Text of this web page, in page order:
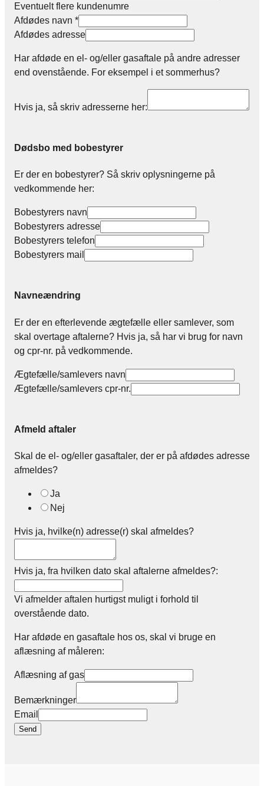
Eventuelt flere kundenumre
Afdødes navn *
Afdødes adresse
Har afdøde en el- og/eller gasaftale på andre adresser
end ovenstående. For eksempel i et sommerhus?
Hvis ja, så skriv adresserne her:
Dødsbo med bobestyrer
Er der en bobestyrer? Så skriv oplysningerne på
vedkommende her:
Bobestyrers navn
Bobestyrers adresse
Bobestyrers telefon
Bobestyrers mail
Navneændring
Er der en efterlevende ægtefælle eller samlever, som
skal overtage aftalerne? Hvis ja, så har vi brug for navn
og cpr-nr. på vedkommende.
Ægtefælle/samlevers navn
Ægtefælle/samlevers cpr-nr.
Afmeld aftaler
Skal de el- og/eller gasaftaler, der er på afdødes adresse
afmeldes?
Ja
Nej
Hvis ja, hvilke(n) adresse(r) skal afmeldes?
Hvis ja, fra hvilken dato skal aftalerne afmeldes?:
Vi afmelder aftalen hurtigst muligt i forhold til
overstående dato.
Har afdøde en gasaftale hos os, skal vi bruge en
aflæsning af måleren:
Aflæsning af gas
Bemærkninger
Email
Send